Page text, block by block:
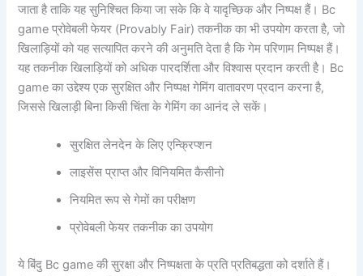
जाता है ताकि यह सुनिश्चित किया जा सके कि वे यादृच्छिक और निष्पक्ष हैं। Bc
game प्रोवेबली फेयर (Provably Fair) तकनीक का भी उपयोग करता है, जो
खिलाड़ियों को यह सत्यापित करने की अनुमति देता है कि गेम परिणाम निष्पक्ष हैं।
यह तकनीक खिलाड़ियों को अधिक पारदर्शिता और विश्वास प्रदान करती है। Bc
game का उद्देश्य एक सुरक्षित और निष्पक्ष गेमिंग वातावरण प्रदान करना है,
जिससे खिलाड़ी बिना किसी चिंता के गेमिंग का आनंद ले सकें।
सुरक्षित लेनदेन के लिए एन्क्रिप्शन
लाइसेंस प्राप्त और विनियमित कैसीनो
नियमित रूप से गेमों का परीक्षण
प्रोवेबली फेयर तकनीक का उपयोग
ये बिंदु Bc game की सुरक्षा और निष्पक्षता के प्रति प्रतिबद्धता को दर्शाते हैं।